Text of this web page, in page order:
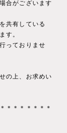
合がございます
共有している
す。
っておりませ
の上、お求めい
＊＊＊＊＊＊＊